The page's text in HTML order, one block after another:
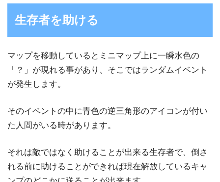
生存者を助ける
マップを移動しているとミニマップ上に一瞬水色の
「？」が現れる事があり、そこではランダムイベント
が発生します。
そのイベントの中に青色の逆三角形のアイコンが付い
た人間がいる時があります。
それは敵ではなく助けることが出来る生存者で、倒さ
れる前に助けることができれば現在解放しているキャ